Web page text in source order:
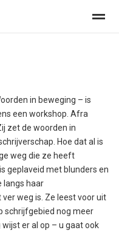
Pagina's
in beweging – is
een workshop. Afra
zet de woorden in
Hoe dat al is
weg die ze heeft
geplaveid met blunders en
langs haar
weg is. Ze leest voor uit
schrijfgebied nog meer
er al op – u gaat ook